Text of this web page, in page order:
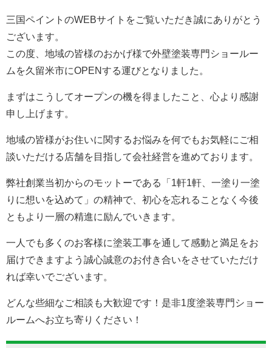
三国ペイントのWEBサイトをご覧いただき誠にありがとう
ございます。
この度、地域の皆様のおかげ様で外壁塗装専門ショールー
ムを久留米市にOPENする運びとなりました。
まずはこうしてオープンの機を得ましたこと、心より感謝
申し上げます。
地域の皆様がお住いに関するお悩みを何でもお気軽にご相
談いただける店舗を目指して会社経営を進めております。
弊社創業当初からのモットーである「1軒1軒、一塗り一塗
りに想いを込めて」の精神で、初心を忘れることなく今後
ともより一層の精進に励んでいきます。
一人でも多くのお客様に塗装工事を通して感動と満足をお
届けできますよう誠心誠意のお付き合いをさせていただけ
れば幸いでございます。
どんな些細なご相談も大歓迎です！是非1度塗装専門ショー
ルームへお立ち寄りください！